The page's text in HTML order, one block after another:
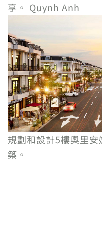
享。 Quynh Anh
規劃和設計5樓奧里
築。